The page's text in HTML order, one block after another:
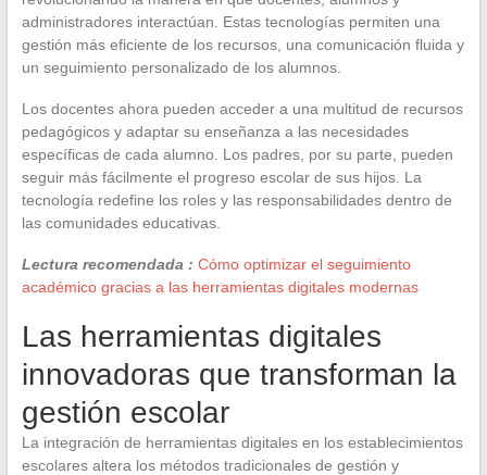
administradores interactúan. Estas tecnologías permiten una
gestión más eficiente de los recursos, una comunicación fluida y
un seguimiento personalizado de los alumnos.
Los docentes ahora pueden acceder a una multitud de recursos
pedagógicos y adaptar su enseñanza a las necesidades
específicas de cada alumno. Los padres, por su parte, pueden
seguir más fácilmente el progreso escolar de sus hijos. La
tecnología redefine los roles y las responsabilidades dentro de
las comunidades educativas.
Lectura recomendada : Cómo optimizar el seguimiento
académico gracias a las herramientas digitales modernas
Las herramientas digitales
innovadoras que transforman la
gestión escolar
La integración de herramientas digitales en los establecimientos
escolares altera los métodos tradicionales de gestión y